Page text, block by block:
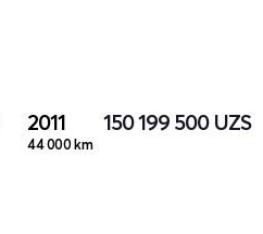
2011
44 000 km
150 199 500 UZS